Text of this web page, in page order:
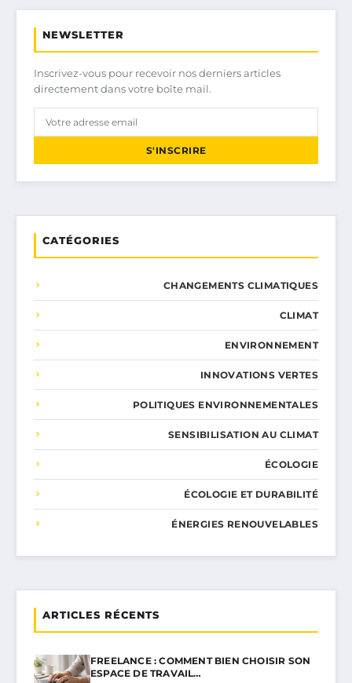
NEWSLETTER
Inscrivez-vous pour recevoir nos derniers articles
directement dans votre boîte mail.
S'INSCRIRE
CATÉGORIES
CHANGEMENTS CLIMATIQUES
CLIMAT
ENVIRONNEMENT
INNOVATIONS VERTES
POLITIQUES ENVIRONNEMENTALES
SENSIBILISATION AU CLIMAT
ÉCOLOGIE
ÉCOLOGIE ET DURABILITÉ
ÉNERGIES RENOUVELABLES
ARTICLES RÉCENTS
FREELANCE : COMMENT BIEN CHOISIR SON
ESPACE DE TRAVAIL…